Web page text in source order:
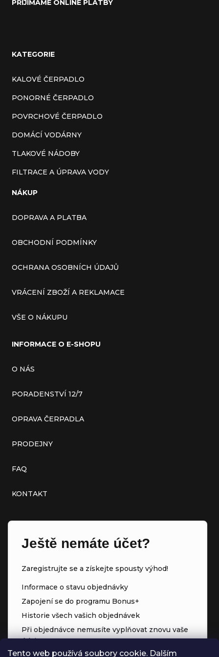
Tento web používá soubory cookie. Dalším
PŘIJÍMÁME ONLINE PLATBY
KATEGORIE
KALOVÉ ČERPADLO
PONORNÉ ČERPADLO
POVRCHOVÉ ČERPADLO
DOMÁCÍ VODÁRNY
TLAKOVÉ NÁDOBY
FILTRACE A ÚPRAVA VODY
NÁKUP
DOPRAVA A PLATBA
OBCHODNÍ PODMÍNKY
OCHRANA OSOBNÍCH ÚDAJŮ
VRÁCENÍ ZBOŽÍ A REKLAMACE
VŠE O NÁKUPU
INFORMACE O E-SHOPU
O NÁS
PORADENSTVÍ 12/7
OPRAVA ČERPADLA
PRODEJNY
FAQ
KONTAKT
Ještě nemáte účet?
Zaregistrujte se a získejte spousty výhod!
Informace o stavu objednávky
Zapojení se do programu Bonus+
Historie všech vašich objednávek
Při objednávce nemusíte vyplňovat znovu vaše
údaje
Přednostní přístup ke slevám